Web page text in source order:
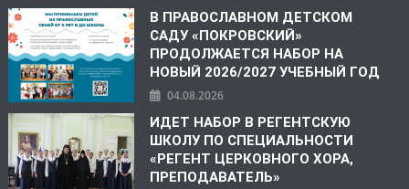
В ПРАВОСЛАВНОМ ДЕТСКОМ
САДУ «ПОКРОВСКИЙ»
ПРОДОЛЖАЕТСЯ НАБОР НА
НОВЫЙ 2026/2027 УЧЕБНЫЙ ГОД
04.08.2026
ИДЕТ НАБОР В РЕГЕНТСКУЮ
ШКОЛУ ПО СПЕЦИАЛЬНОСТИ
«РЕГЕНТ ЦЕРКОВНОГО ХОРА,
ПРЕПОДАВАТЕЛЬ»